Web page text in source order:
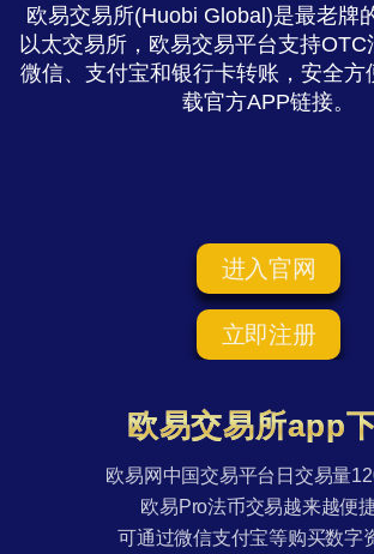
欧易交易所(Huobi Global)是最老牌
以太交易所，欧易交易平台支持
微信、支付宝和银行卡转账，安全方
载官方APP链接。
进入官网
立即注册
欧易交易所app
欧易网中国交易平台日交易量
欧易Pro法币交易越来越便捷
可通过微信支付宝等购买数字